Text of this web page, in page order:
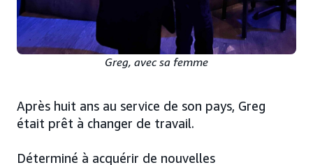
Greg, avec sa femme
Après huit ans au service de son pays, Greg
était prêt à changer de travail.
Déterminé à acquérir de nouvelles